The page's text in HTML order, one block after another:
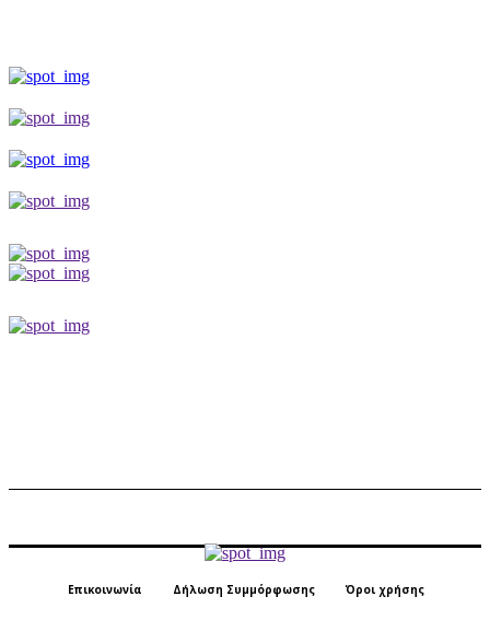
Επικοινωνία Δήλωση Συμμόρφωσης Όροι χρήσης